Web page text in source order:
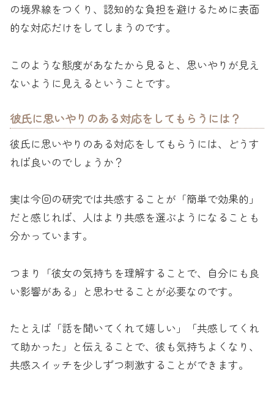
の境界線をつくり、認知的な負担を避けるために表面
的な対応だけをしてしまうのです。
このような態度があなたから見ると、思いやりが見え
ないように見えるということです。
彼氏に思いやりのある対応をしてもらうには？
彼氏に思いやりのある対応をしてもらうには、どうす
れば良いのでしょうか？
実は今回の研究では共感することが「簡単で効果的」
だと感じれば、人はより共感を選ぶようになることも
分かっています。
つまり「彼女の気持ちを理解することで、自分にも良
い影響がある」と思わせることが必要なのです。
たとえば「話を聞いてくれて嬉しい」「共感してくれ
て助かった」と伝えることで、彼も気持ちよくなり、
共感スイッチを少しずつ刺激することができます。